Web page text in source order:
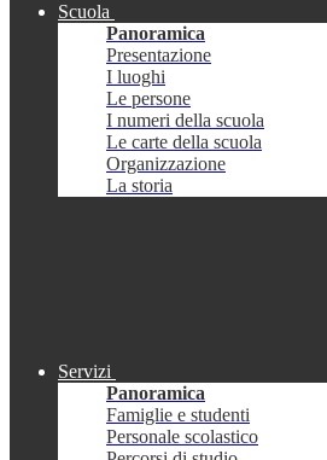
Scuola
Panoramica
Presentazione
I luoghi
Le persone
I numeri della scuola
Le carte della scuola
Organizzazione
La storia
Servizi
Panoramica
Famiglie e studenti
Personale scolastico